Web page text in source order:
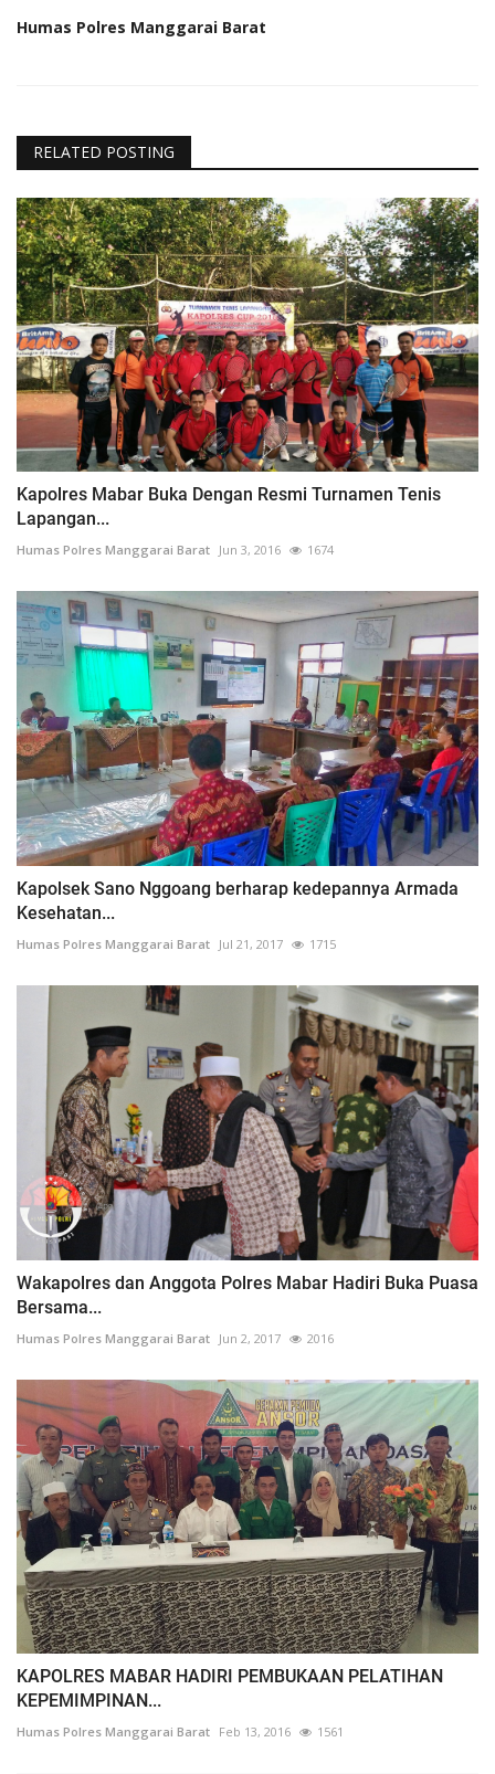
Humas Polres Manggarai Barat
RELATED POSTING
Kapolres Mabar Buka Dengan Resmi Turnamen Tenis
Lapangan...
Humas Polres Manggarai Barat Jun 3, 2016 1674
Kapolsek Sano Nggoang berharap kedepannya Armada
Kesehatan...
Humas Polres Manggarai Barat Jul 21, 2017 1715
Wakapolres dan Anggota Polres Mabar Hadiri Buka Puasa
Bersama...
Humas Polres Manggarai Barat Jun 2, 2017 2016
KAPOLRES MABAR HADIRI PEMBUKAAN PELATIHAN
KEPEMIMPINAN...
Humas Polres Manggarai Barat Feb 13, 2016 1561